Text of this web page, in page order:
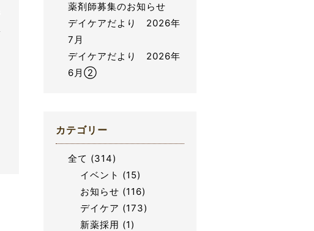
薬剤師募集のお知らせ
デイケアだより 2026年
7月
デイケアだより 2026年
6月②
カテゴリー
全て (314)
イベント (15)
お知らせ (116)
デイケア (173)
新薬採用 (1)